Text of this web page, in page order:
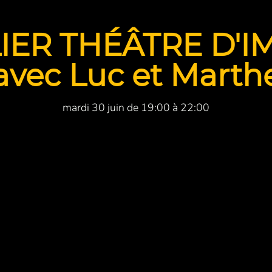
THÉÂTRE
Luc et
mardi 30 juin de 19:00 à 22:00